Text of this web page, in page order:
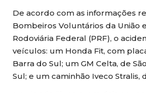
De acordo com as informações
Bombeiros Voluntários da União
Rodoviária Federal (PRF), o
veículos: um Honda Fit, com
Barra do Sul; um GM Celta, de
Sul; e um caminhão Iveco Stralis,